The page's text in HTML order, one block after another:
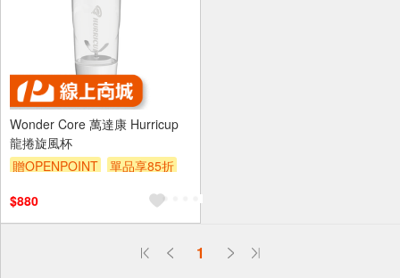
Wonder Core 萬達康 Hurricup
龍捲旋風杯
贈OPENPOINT
單品享85折
$880
1
偏遠地區配送